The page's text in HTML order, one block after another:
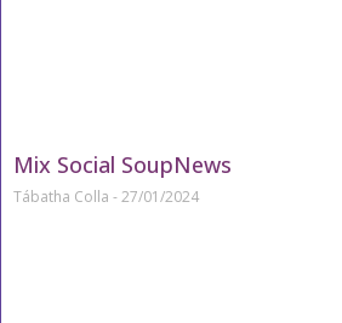
Mix Social SoupNews
Tábatha Colla 27/01/2024